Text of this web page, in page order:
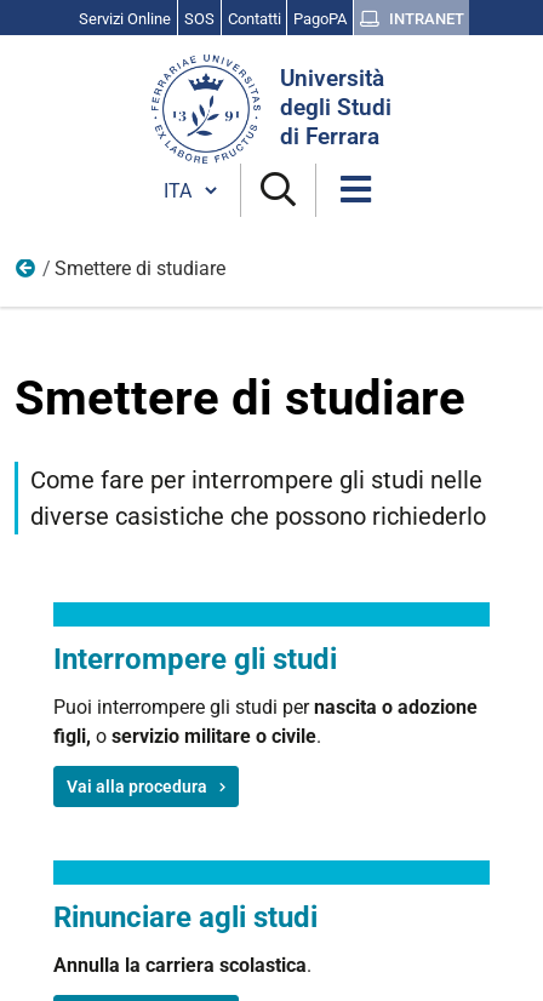
Servizi Online SOS Contatti PagoPA INTRANET
Università
degli Studi
di Ferrara
Cambia lingua
Iscriviti
Smettere di studiare
Smettere di studiare
Come fare per interrompere gli studi nelle
diverse casistiche che possono richiederlo
Interrompere gli studi
Puoi interrompere gli studi pernascita o adozione
figli, o servizio militare o civile.
Vai alla procedura
Rinunciare agli studi
Annulla la carriera scolastica.